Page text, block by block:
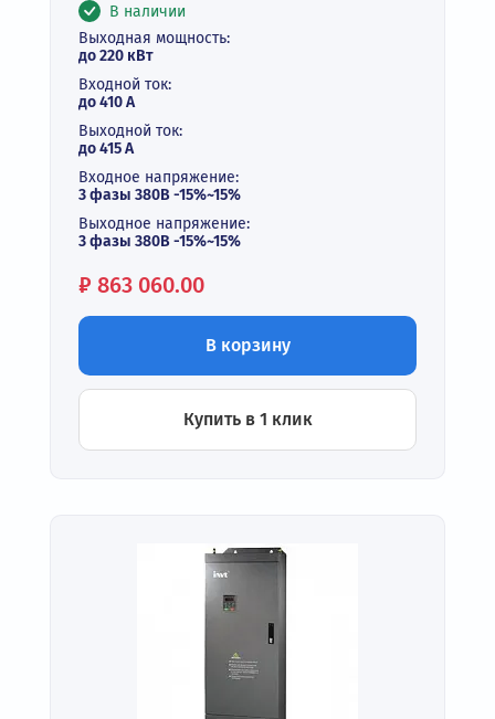
В наличии
Выходная мощность:
до 220 кВт
Входной ток:
до 410 А
Выходной ток:
до 415 А
Входное напряжение:
3 фазы 380В -15%~15%
Выходное напряжение:
3 фазы 380В -15%~15%
Цена:
₽ 863 060.00
В корзину
Купить в 1 клик